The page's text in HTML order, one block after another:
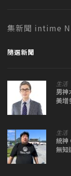
集新聞 intime
隨選新聞
生活
男
美增
生活
統神
無知